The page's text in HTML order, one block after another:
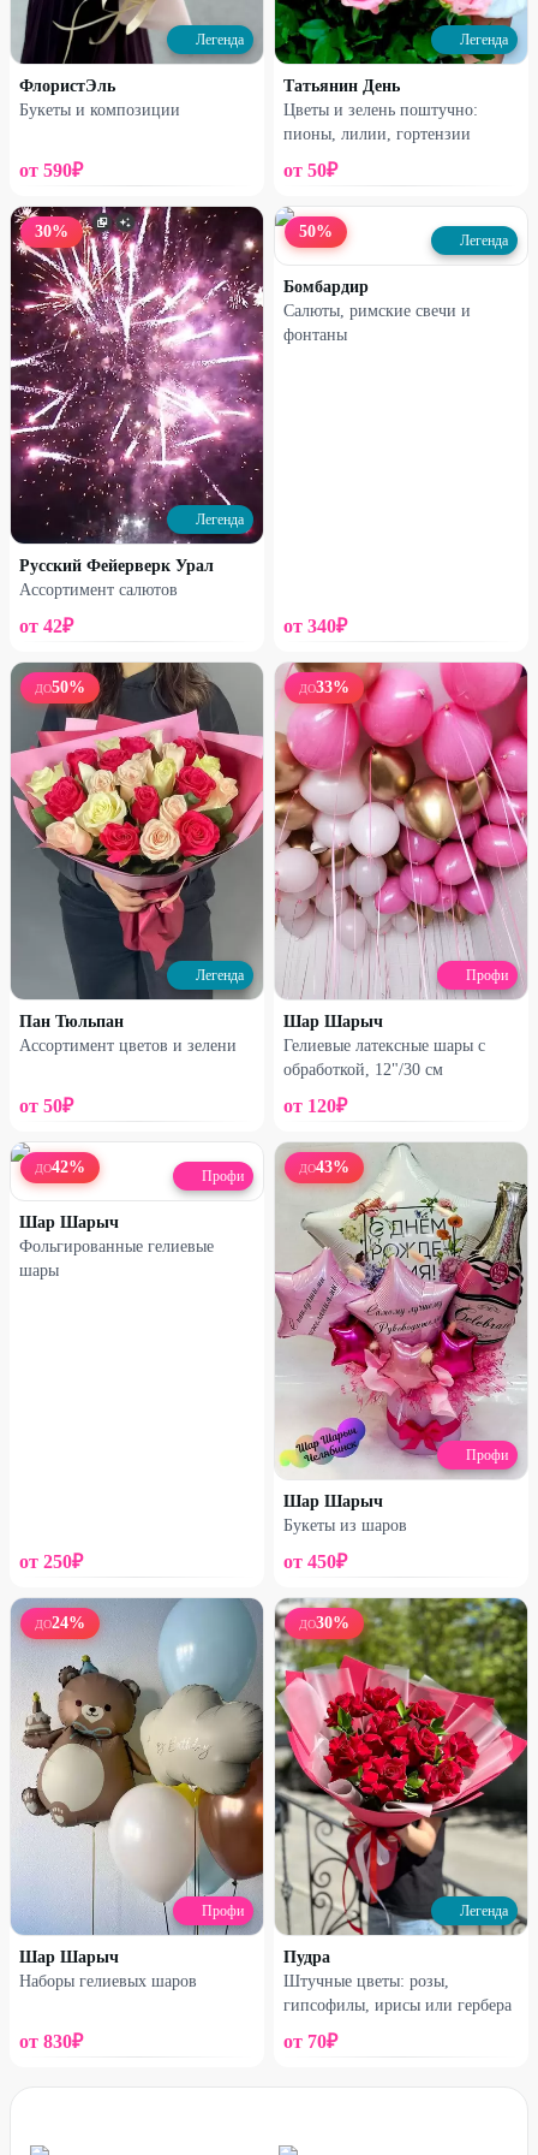
3290₽ 6500₽ 2700₽5400₽
52%
Легенда
Сердце-гигант и фонтан из 5
шаров
2380₽5000₽
50 %
%
Легенда
Композиция из шаров
«Нежный мишка»
1340 ₽ 2700₽
Легенда
Фонтан из шаров «Нежность»
990₽ 2000₽
%
Коробка с шарами
%
Легенда
Набор «Майнкрафт»
1440 ₽2990₽
Набор «Майнкрафт №2»
2080 4200
Легенда
Стеклянный шар-гигант с
индивидуальной надписью
1690₽3400₽
50%
Легенда
50%
Легенда
Легенда
ФлористЭль
Букеты и композиции
от 590₽
Легенда
Татьянин День
Цветы и зелень поштучно:
пионы, лилии, гортензии
от 50₽
30%
Легенда
Русский Фейерверк Урал
Ассортимент салютов
от 42₽
50% Легенда
Бомбардир
Салюты, римские свечи и
фонтаны
от 340₽
ДО50%
Легенда
Пан Тюльпан
Ассортимент цветов и зелени
от 50₽
ДО33%
Профи
Шар Шарыч
Гелиевые латексные шары с
обработкой, 12"/30 см
от 120₽
ДО42% Профи
Шар Шарыч
Фольгированные гелиевые
шары
от 250₽
ДО43%
Профи
Шар Шарыч
Букеты из шаров
от 450₽
ДО24%
Профи
Шар Шарыч
Наборы гелиевых шаров
от 830₽
ДО30%
Легенда
Пудра
Штучные цветы: розы,
гипсофилы, ирисы или гербера
от 70₽